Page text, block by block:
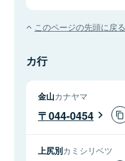
このページの先頭に戻る
カ行
金山カナヤマ
044-0454
上尻別カミシリベツ